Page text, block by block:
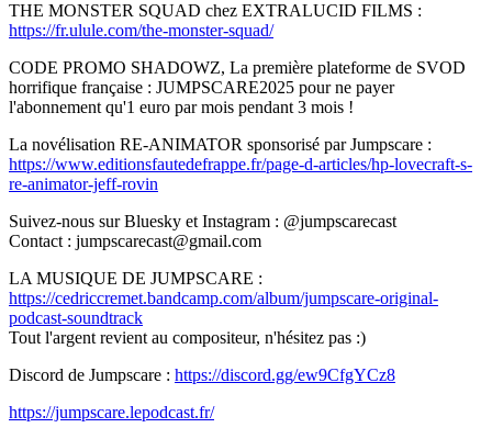
THE MONSTER SQUAD chez EXTRALUCID FILMS :
https://fr.ulule.com/the-monster-squad/
CODE PROMO SHADOWZ, La première plateforme de SVOD
horrifique française : JUMPSCARE2025 pour ne payer
l'abonnement qu'1 euro par mois pendant 3 mois !
La novélisation RE-ANIMATOR sponsorisé par Jumpscare :
https://www.editionsfautedefrappe.fr/page-d-articles/hp-lovecraft-s-
re-animator-jeff-rovin
Suivez-nous sur Bluesky et Instagram : @jumpscarecast
Contact : jumpscarecast@gmail.com
LA MUSIQUE DE JUMPSCARE :
https://cedriccremet.bandcamp.com/album/jumpscare-original-
podcast-soundtrack
Tout l'argent revient au compositeur, n'hésitez pas :)
Discord de Jumpscare : https://discord.gg/ew9CfgYCz8
https://jumpscare.lepodcast.fr/